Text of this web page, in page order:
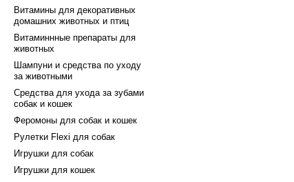
Витамины для декоративных
домашних животных и птиц
Витаминнные препараты для
животных
Шампуни и средства по уходу
за животными
Средства для ухода за зубами
собак и кошек
Феромоны для собак и кошек
Рулетки Flexi для собак
Игрушки для собак
Игрушки для кошек